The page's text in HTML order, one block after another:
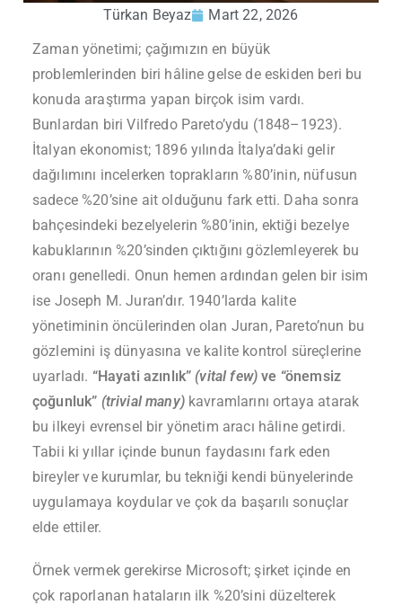
Türkan Beyaz
Mart 22, 2026
Zaman yönetimi; çağımızın en büyük
problemlerinden biri hâline gelse de eskiden beri bu
konuda araştırma yapan birçok isim vardı.
Bunlardan biri Vilfredo Pareto’ydu (1848–1923).
İtalyan ekonomist; 1896 yılında İtalya’daki gelir
dağılımını incelerken toprakların %80’inin, nüfusun
sadece %20’sine ait olduğunu fark etti. Daha sonra
bahçesindeki bezelyelerin %80’inin, ektiği bezelye
kabuklarının %20’sinden çıktığını gözlemleyerek bu
oranı genelledi. Onun hemen ardından gelen bir isim
ise Joseph M. Juran’dır. 1940’larda kalite
yönetiminin öncülerinden olan Juran, Pareto’nun bu
gözlemini iş dünyasına ve kalite kontrol süreçlerine
uyarladı. “Hayati azınlık” (vital few) ve “önemsiz
çoğunluk” (trivial many)kavramlarını ortaya atarak
bu ilkeyi evrensel bir yönetim aracı hâline getirdi.
Tabii ki yıllar içinde bunun faydasını fark eden
bireyler ve kurumlar, bu tekniği kendi bünyelerinde
uygulamaya koydular ve çok da başarılı sonuçlar
elde ettiler.
Örnek vermek gerekirse Microsoft; şirket içinde en
çok raporlanan hataların ilk %20’sini düzelterek